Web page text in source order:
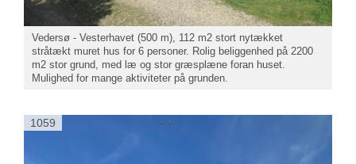
Vedersø - Vesterhavet (500 m), 112 m2 stort nytækket
stråtækt muret hus for 6 personer. Rolig beliggenhed på 2200
m2 stor grund, med læ og stor græsplæne foran huset.
Mulighed for mange aktiviteter på grunden.
1059